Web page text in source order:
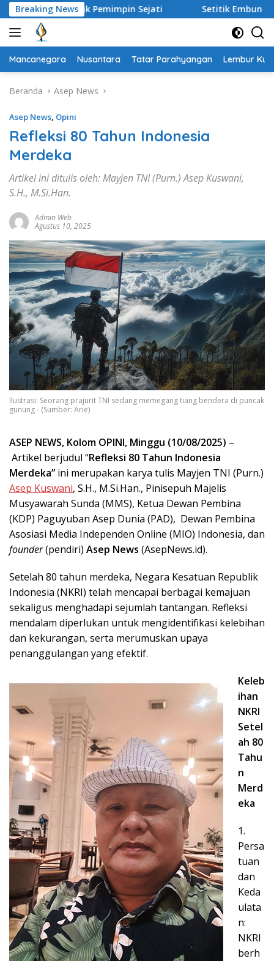
Langsung
ke
konten
Breaking News
untuk Pemimpin Sejati Setitik Embun di Padang Pasir
Mancanegara Nusantara Tatar Parahyangan Lembur
Beranda Asep News
Asep News, Opini
Refleksi 80 Tahun Indonesia
Merdeka
Artikel ini ditulis oleh: Mayjen TNI (Purn.) Asep Kuswani,
S.H., M.Si.Han.
Admin Web
Agustus 10, 2025
Ilustrasi: Seorang prajurit TNI sedang memegang tiang bendera di puncak
gunung - (Sumber: Arie)
ASEP NEWS, Kolom OPINI, Minggu (10/08/2025) –
Artikel berjudul “Refleksi 80 Tahun Indonesia
Merdeka” ini merupakan karya tulis Mayjen TNI (Purn.)
Asep Kuswani, S.H., M.Si.Han., Pinisepuh Majelis
Musyawarah Sunda (MMS), Ketua Dewan Pembina
(KDP) Paguyuban Asep Dunia (PAD), Dewan Pembina
Asosiasi Media Independen Online (MIO) Indonesia, dan
founder(pendiri) Asep News (AsepNews.id).
Setelah 80 tahun merdeka, Negara Kesatuan Republik
Indonesia (NKRI) telah mencapai berbagai kemajuan
sekaligus menghadapi sejumlah tantangan. Refleksi
mendalam diperlukan untuk mengidentifikasi kelebihan
dan kekurangan, serta merumuskan upaya
penanggulangan yang efektif.
Keleb
ihan
NKRI
Setel
ah 80
Tahu
n
Merd
eka
1.
Persa
tuan
dan
Keda
ulata
n:
NKRI
berh